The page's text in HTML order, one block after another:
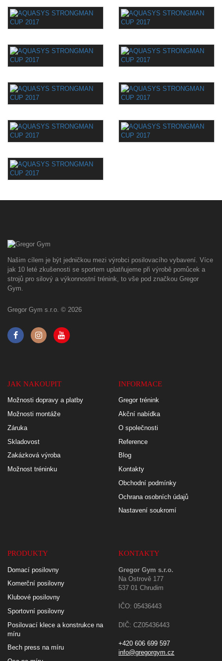
Našim cílem je být jedničkou mezi výrobci posilovacího vybavení. Více
jak 10 leté zkušenosti se sportem uplatňujeme při výrobě pomůcek a
strojů pro silový a výkonnostní trénink, to vše pod značkou Gregor
Gym.
Gregor Gym s.r.o. © 2026
JAK NAKOUPIT
Možnosti dopravy a platby
Možnosti montáže
Záruka
Skladovost
Zakázková výroba
Možnost tréninku
INFORMACE
Gregor trénink
Akční nabídka
O společnosti
Reference
Blog
Kontakty
Obchodní podmínky
Ochrana osobních údajů
Nastavení soukromí
PRODUKTY
Domací posilovny
Komerční posilovny
Klubové posilovny
Sportovní posilovny
Posilovací klece a konstrukce na
míru
Bech press na míru
KONTAKTY
Gregor Gym s.r.o.
Na Ostrově 177
537 01 Chrudim
IČO: 05436443
DIČ: CZ05436443
+420 606 699 597
info@gregorgym.cz